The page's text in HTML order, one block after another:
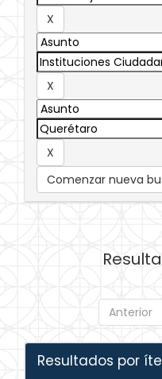
Comenzar nueva
Anterior
Resultados por